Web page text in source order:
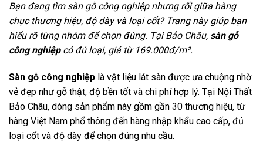
Bạn đang tìm sàn gỗ công nghiệp nhưng rối giữa hàng
chục thương hiệu, độ dày và loại cốt? Trang này giúp bạn
hiểu rõ từng nhóm để chọn đúng. Tại Bảo Châu, sàn gỗ
công nghiệpcó đủ loại, giá từ 169.000đ/m².
Sàn gỗ công nghiệp là vật liệu lát sàn được ưa chuộng nhờ
vẻ đẹp như gỗ thật, độ bền tốt và chi phí hợp lý. Tại Nội Thất
Bảo Châu, dòng sản phẩm này gồm gần 30 thương hiệu, từ
hàng Việt Nam phổ thông đến hàng nhập khẩu cao cấp, đủ
loại cốt và độ dày để chọn đúng nhu cầu.